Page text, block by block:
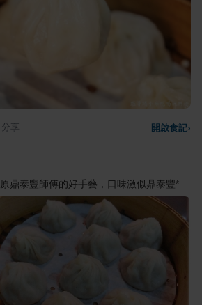
分享 開啟食記›
鼎泰豐師傅的好手藝，口味激似鼎泰豐*